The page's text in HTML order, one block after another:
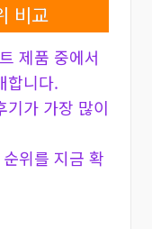
비교
제품 중에서
합니다.
가 가장 많이
위를 지금 확